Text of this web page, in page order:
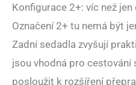
Konfigurace 2+: víc než
Označení 2+ tu nemá být
Zadní sedadla zvyšují
jsou vhodná pro cestování
posloužit k rozšíření